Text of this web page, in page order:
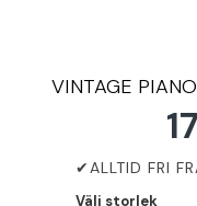
VINTAGE
Välj storlek